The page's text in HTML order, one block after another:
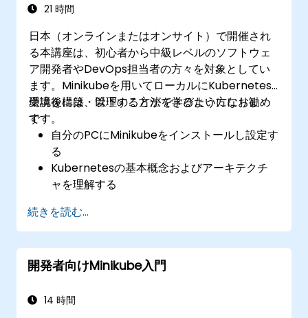
21 時間
日本（オンラインまたはオンサイト）で開催され
る本講座は、初心者から中級レベルのソフトウェ
ア開発者やDevOps担当者の方々を対象としてい
ます。Minikubeを用いてローカルにKubernetes
環境を構築・管理する方法を学びたい方にお勧め
です。
受講後には、以下のことができるようになりま
す：
自分のPCにMinikubeをインストールし設定す
る
Kubernetesの基本概念およびアーキテクチ
ャを理解する
コンテナのデプロイと管理を行う
Kubernetes向けの永続ストレージやネット
ワーク環境を構築する
アプリケーションの開発・テスト・デバッグ
続きを読む...
開発者向けMinikube入門
14 時間